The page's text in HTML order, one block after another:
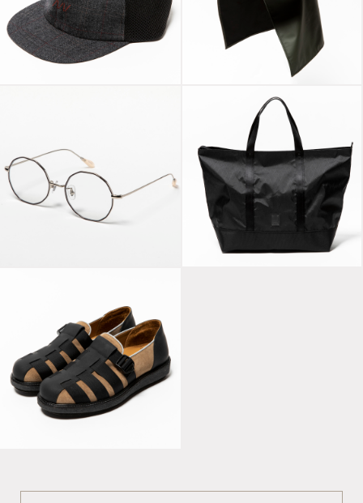
Glen Check Mesh
Cap Coal
Rubber Cloth Shade
Transition Color
X-Pac™ “TOTE” x
master-piece
Super Buck Gurkha